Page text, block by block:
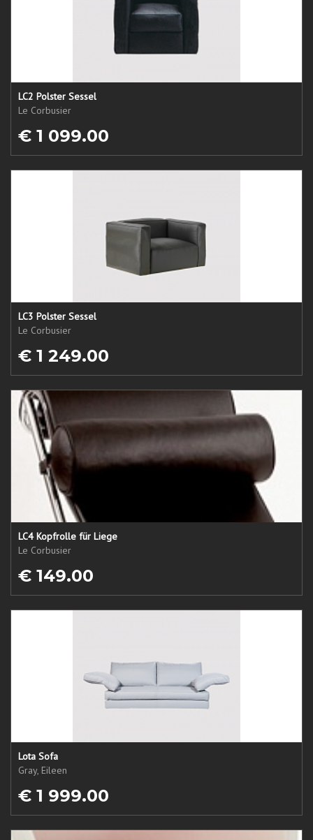
LC2 Polster Sessel
Le Corbusier
€ 1 099.00
LC3 Polster Sessel
Le Corbusier
€ 1 249.00
LC4 Kopfrolle für Liege
Le Corbusier
€ 149.00
Lota Sofa
Gray, Eileen
€ 1 999.00